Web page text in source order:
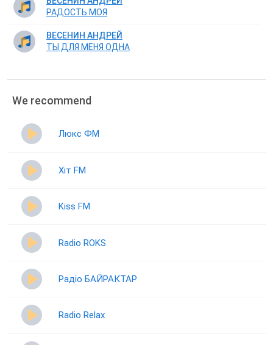
РАДОСТЬ МОЯ
ВЕСЕНИН АНДРЕЙ
ТЫ ДЛЯ МЕНЯ ОДНА
We recommend
Люкс ФМ
Хіт FM
Kiss FM
Radio ROKS
Радіо БАЙРАКТАР
Radio Relax